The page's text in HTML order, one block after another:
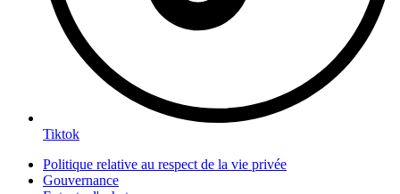
Tiktok
Politique relative au respect de la vie privée
Gouvernance